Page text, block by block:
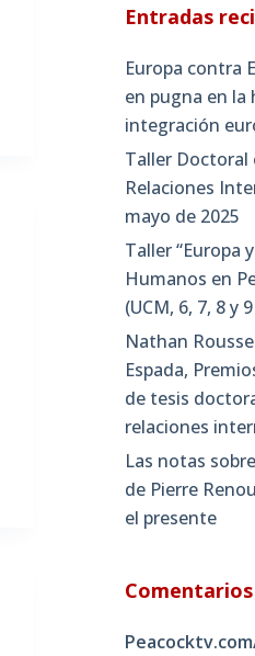
Entradas
Europa contra
en pugna en la
integración
Taller Doctoral
Relaciones
mayo de 2025
Taller “Europa
Humanos en
(UCM, 6, 7, 8 y
Nathan
Espada,
de tesis
relaciones
Las notas
de Pierre
el presente